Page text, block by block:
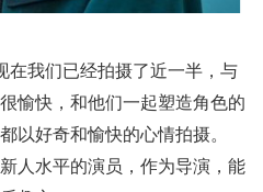
我们已经拍摄了近一半，与
愉快，和他们一起塑造角色的
以好奇和愉快的心情拍摄。
人水平的演员，作为导演，能